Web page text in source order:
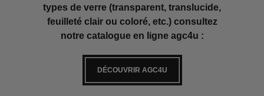
types de verre (transparent, translucide,
feuilleté clair ou coloré, etc.) consultez
notre catalogue en ligne agc4u :
DÉCOUVRIR AGC4U